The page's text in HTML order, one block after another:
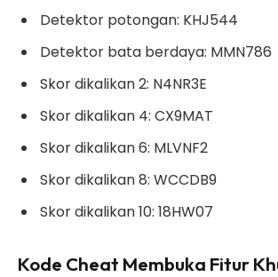
Detektor potongan: KHJ544
Detektor bata berdaya: MMN786
Skor dikalikan 2: N4NR3E
Skor dikalikan 4: CX9MAT
Skor dikalikan 6: MLVNF2
Skor dikalikan 8: WCCDB9
Skor dikalikan 10: 18HW07
Kode Cheat Membuka Fitur